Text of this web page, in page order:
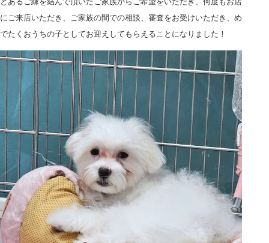
にご来店いただき、ご家族の間での相談、審査をお受けいただき、め
でたくおうちの子としてお迎えしてもらえることになりました！